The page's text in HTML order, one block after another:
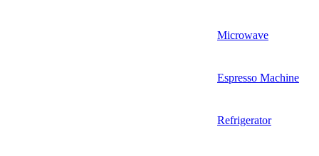
Microwave
Espresso Machine
Refrigerator